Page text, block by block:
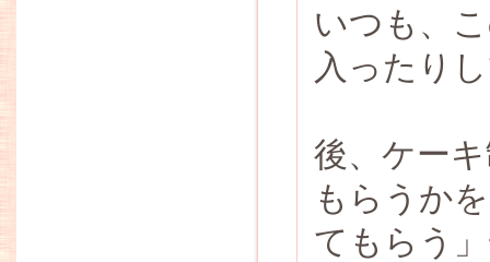
いつも、
入ったり
後、ケー
もらうか
てもらう